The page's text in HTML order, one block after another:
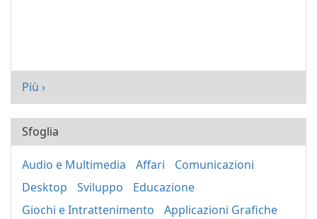
Più ›
Sfoglia
Audio e Multimedia Affari
Comunicazioni
Desktop
Sviluppo
Educazione
Giochi e Intrattenimento
Applicazioni Grafiche